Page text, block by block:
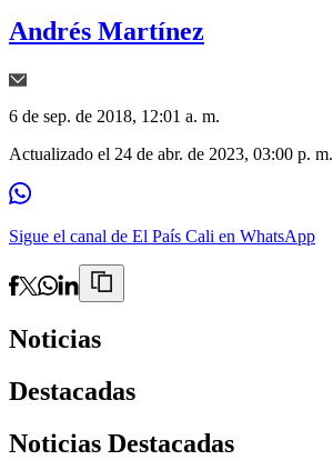
Andrés Martínez
6 de sep. de 2018, 12:01 a. m.
Actualizado el 24 de abr. de 2023, 03:00 p. m.
Sigue el canal de El País Cali en WhatsApp
Noticias
Destacadas
Noticias Destacadas